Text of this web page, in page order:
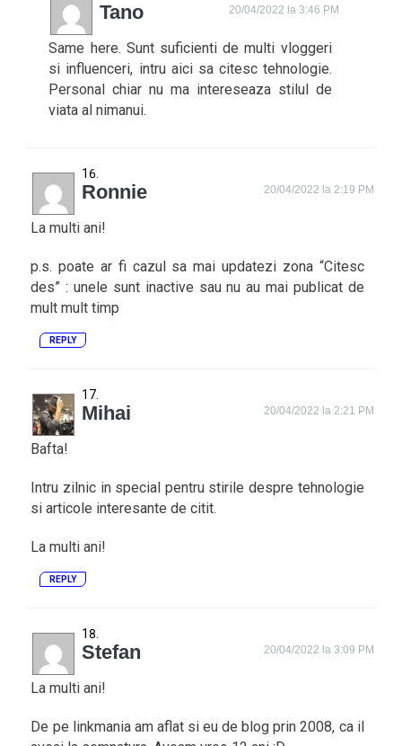
Tano 20/04/2022 la 3:46 PM
Same here. Sunt suficienti de multi vloggeri
si influenceri, intru aici sa citesc tehnologie.
Personal chiar nu ma intereseaza stilul de
viata al nimanui.
Ronnie 20/04/2022 la 2:19 PM
La multi ani!
p.s. poate ar fi cazul sa mai updatezi zona “Citesc
des” : unele sunt inactive sau nu au mai publicat de
mult mult timp
REPLY
Mihai 20/04/2022 la 2:21 PM
Bafta!
Intru zilnic in special pentru stirile despre tehnologie
si articole interesante de citit.
La multi ani!
REPLY
Stefan 20/04/2022 la 3:09 PM
La multi ani!
De pe linkmania am aflat si eu de blog prin 2008, ca il